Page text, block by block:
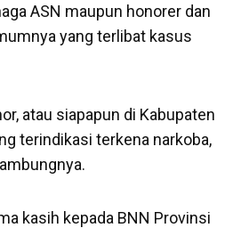
ASN maupun honorer dan
yang terlibat kasus
atau siapapun di Kabupaten
terindikasi terkena narkoba,
kasih kepada BNN Provinsi